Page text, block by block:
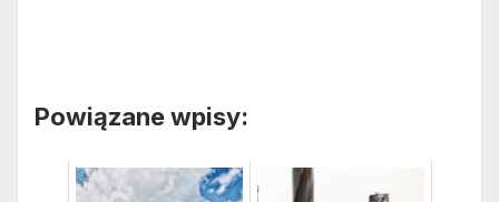
Powiązane wpisy: